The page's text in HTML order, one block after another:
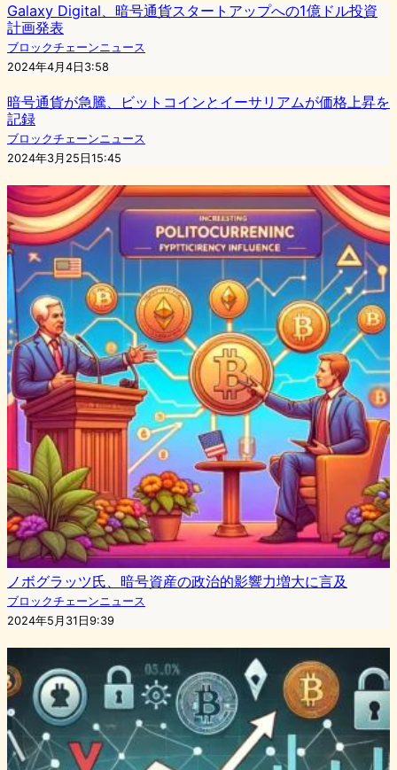
Galaxy Digital、暗号通貨スタートアップへの1億ドル投資
計画発表
ブロックチェーンニュース
2024年4月4日3:58
暗号通貨が急騰、ビットコインとイーサリアムが価格上昇を
記録
ブロックチェーンニュース
2024年3月25日15:45
ノボグラッツ氏、暗号資産の政治的影響力増大に言及
ブロックチェーンニュース
2024年5月31日9:39